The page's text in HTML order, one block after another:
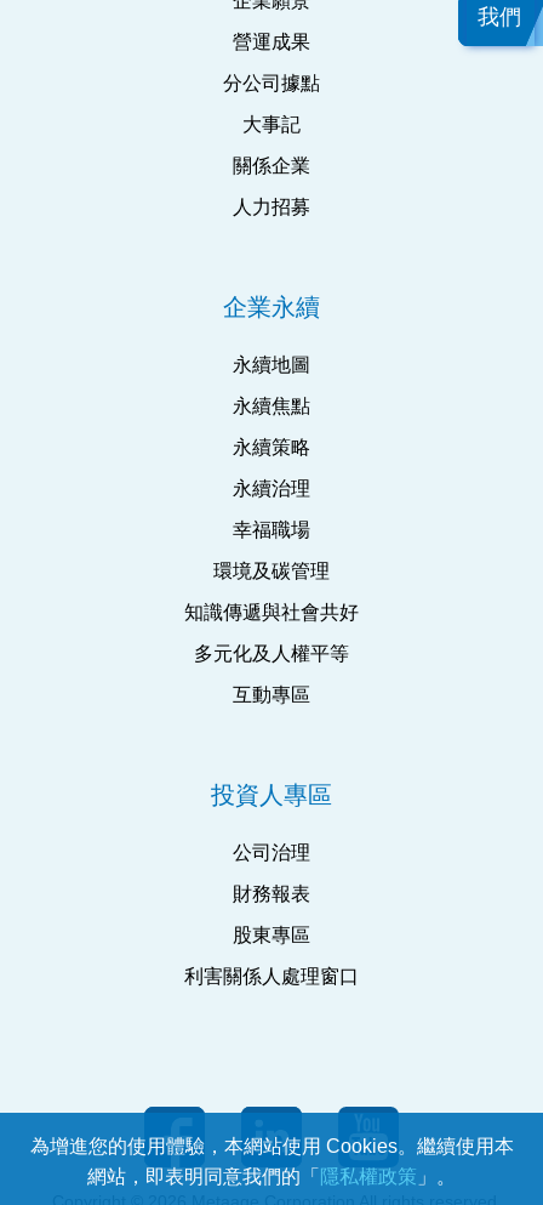
營運成果
分公司據點
大事記
關係企業
人力招募
企業永續
永續地圖
永續焦點
永續策略
永續治理
幸福職場
環境及碳管理
知識傳遞與社會共好
多元化及人權平等
互動專區
投資人專區
公司治理
財務報表
股東專區
利害關係人處理窗口
為增進您的使用體驗，本網站使用 Cookies。繼續使用本
網站，即表明同意我們的「 隱私權政策 」。
我們